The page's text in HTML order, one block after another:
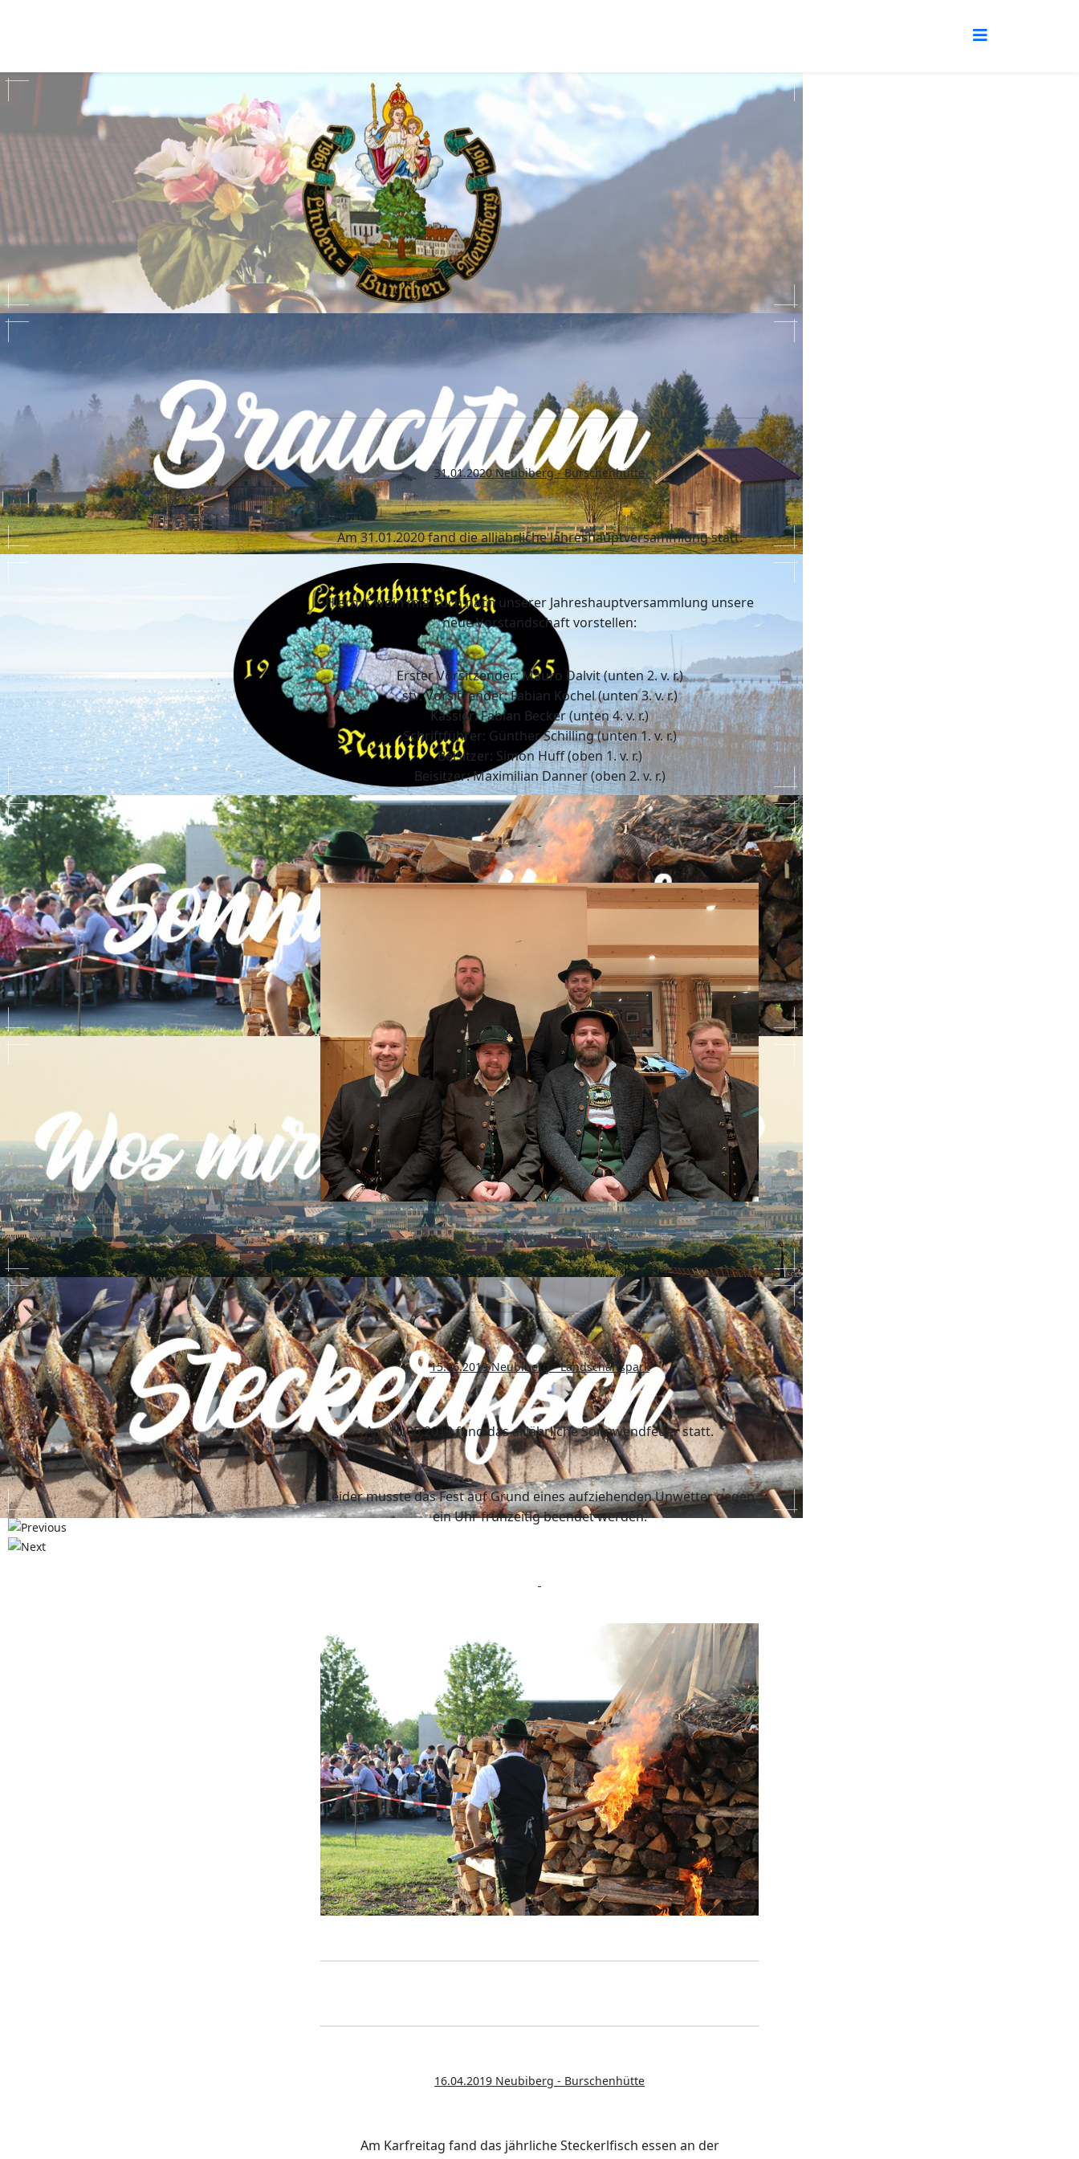
31.01.2020 Neubiberg - Burschenhütte
Am 31.01.2020 fand die alljährliche Jahreshauptversammlung statt.
Hiermit woin mia Euch nach unserer Jahreshauptversammlung unsere
neue Vorstandschaft vorstellen:
Erster Vorsitzender: Mauro Dalvit (unten 2. v. r.)
stv. Vorsitzender: Fabian Köchel (unten 3. v. r.)
Kassier: Fabian Becker (unten 4. v. r.)
Schriftführer: Günther Schilling (unten 1. v. r.)
Beisitzer: Simon Huff (oben 1. v. r.)
Beisitzer: Maximilian Danner (oben 2. v. r.)
15.06.2019 Neubiberg - Landschaftspark
Am 15.06.2019 fand das alljährliche Sonnwendfeuer statt.
Leider musste das Fest auf Grund eines aufziehenden Unwetter gegen
ein Uhr frühzeitig beendet werden.
16.04.2019 Neubiberg - Burschenhütte
Am Karfreitag fand das jährliche Steckerlfisch essen an der